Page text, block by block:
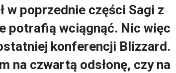
w poprzednie części Sagi z
potrafią wciągnąć. Nic więc
konferencji Blizzard.
na czwartą odsłonę, czy na